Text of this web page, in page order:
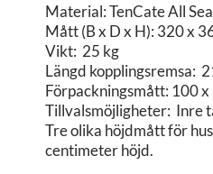
Material: TenCate All
Mått (B x D x H): 320 x
Vikt: 25 kg
Längd kopplingsremsa:
Förpackningsmått: 100 x
Tillvalsmöjligheter: Inre
Tre olika höjdmått för
centimeter höjd.